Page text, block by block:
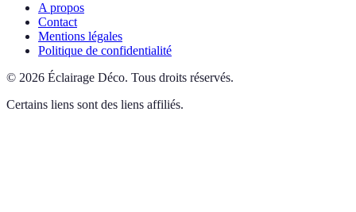
A propos
Contact
Mentions légales
Politique de confidentialité
© 2026 Éclairage Déco. Tous droits réservés.
Certains liens sont des liens affiliés.